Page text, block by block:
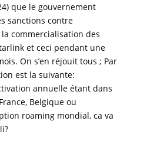
que le gouvernement
sanctions contre
commercialisation des
et ceci pendant une
On s’en réjouit tous ; Par
est la suivante:
annuelle étant dans
Belgique ou
roaming mondial, ca va